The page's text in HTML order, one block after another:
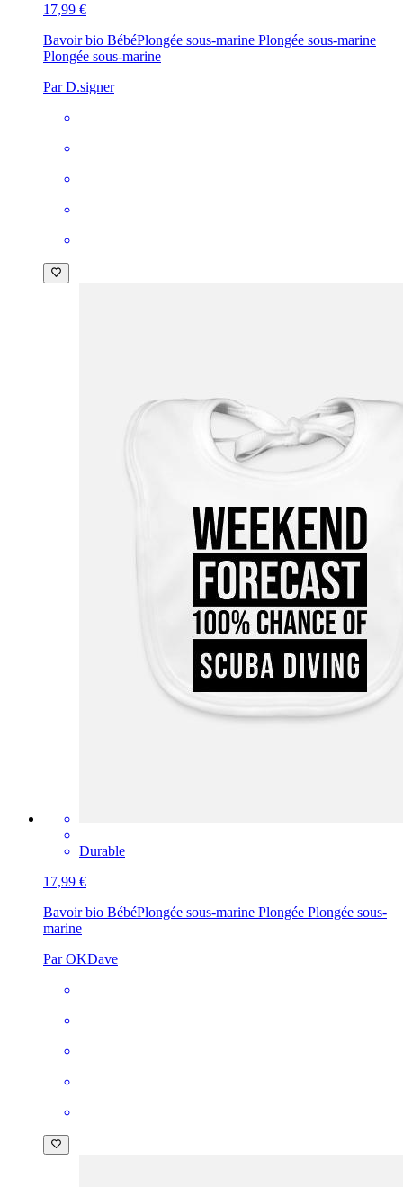
17,99 €
Bavoir bio BébéPlongée sous-marine Plongée sous-marine
Plongée sous-marine
Par D.signer
Durable
17,99 €
Bavoir bio BébéPlongée sous-marine Plongée Plongée sous-
marine
Par OKDave